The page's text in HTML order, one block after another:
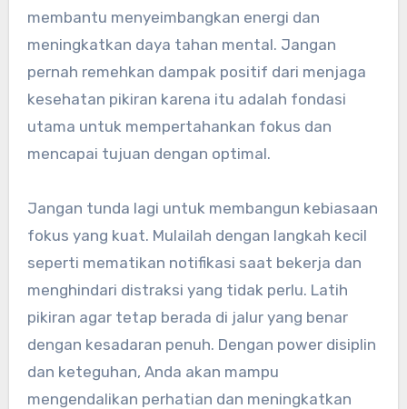
membantu menyeimbangkan energi dan
meningkatkan daya tahan mental. Jangan
pernah remehkan dampak positif dari menjaga
kesehatan pikiran karena itu adalah fondasi
utama untuk mempertahankan fokus dan
mencapai tujuan dengan optimal.
Jangan tunda lagi untuk membangun kebiasaan
fokus yang kuat. Mulailah dengan langkah kecil
seperti mematikan notifikasi saat bekerja dan
menghindari distraksi yang tidak perlu. Latih
pikiran agar tetap berada di jalur yang benar
dengan kesadaran penuh. Dengan power disiplin
dan keteguhan, Anda akan mampu
mengendalikan perhatian dan meningkatkan